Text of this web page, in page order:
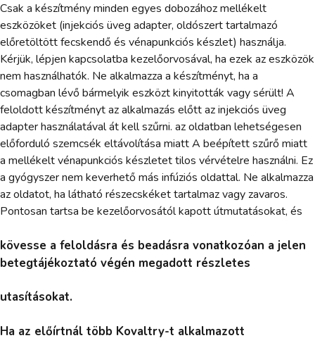
Csak a készítmény minden egyes dobozához mellékelt
eszközöket (injekciós üveg adapter, oldószert tartalmazó
előretöltött fecskendő és vénapunkciós készlet) használja.
Kérjük, lépjen kapcsolatba kezelőorvosával, ha ezek az eszközök
nem használhatók. Ne alkalmazza a készítményt, ha a
csomagban lévő bármelyik eszközt kinyitották vagy sérült! A
feloldott készítményt az alkalmazás előtt az injekciós üveg
adapter használatával át kell szűrni. az oldatban lehetségesen
előforduló szemcsék eltávolítása miatt A beépített szűrő miatt
a mellékelt vénapunkciós készletet tilos vérvételre használni. Ez
a gyógyszer nem keverhető más infúziós oldattal. Ne alkalmazza
az oldatot, ha látható részecskéket tartalmaz vagy zavaros.
Pontosan tartsa be kezelőorvosától kapott útmutatásokat, és
kövesse a feloldásra és beadásra vonatkozóan a jelen
betegtájékoztató végén megadott részletes
utasításokat.
Ha az előírtnál több Kovaltry-t alkalmazott